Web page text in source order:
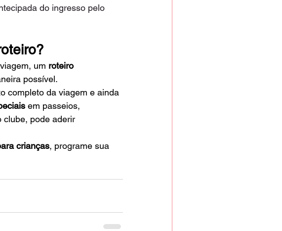
do ingresso pelo
um roteiro
possível.
completo da viagem e ainda
em passeios,
clube, pode aderir
crianças, programe sua